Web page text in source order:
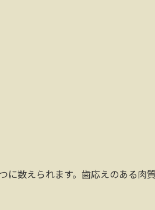
数えられます。歯応えのある肉